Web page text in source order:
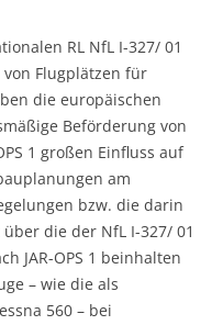
RL NfL I-327/ 01
Flugplätzen für
die europäischen
Beförderung von
1 großen Einfluss auf
am
bzw. die darin
die der NfL I-327/ 01
JAR-OPS 1 beinhalten
– wie die als
560 – bei